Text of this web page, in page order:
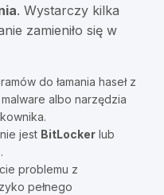
. Wystarczy kilka
zamieniło się w
do łamania haseł z
albo narzędzia
jest BitLocker lub
problemu z
pełnego